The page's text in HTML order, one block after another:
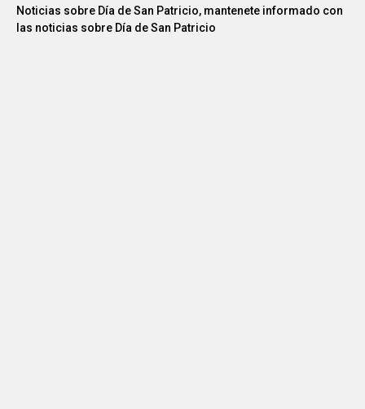
Noticias sobre Día de San Patricio, mantenete informado con
las noticias sobre Día de San Patricio